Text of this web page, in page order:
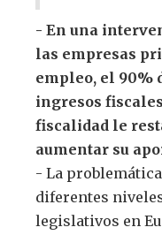
- En una
las empresas
empleo, el 90%
ingresos
fiscalidad le
aumentar su
- La
diferentes
legislativos en